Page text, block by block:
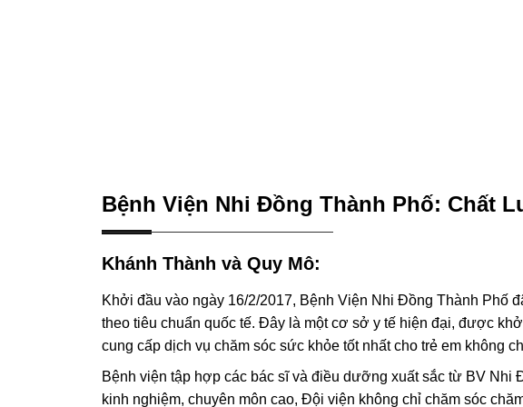
Bệnh Viện Nhi Đồng Thành Phố: Chất
Khánh Thành và Quy Mô:
Khởi đầu vào ngày 16/2/2017, Bệnh Viện Nhi Đồng Thành Phố
theo tiêu chuẩn quốc tế. Đây là một cơ sở y tế hiện đại, được
cung cấp dịch vụ chăm sóc sức khỏe tốt nhất cho trẻ em không
Bệnh viện tập hợp các bác sĩ và điều dưỡng xuất sắc từ BV
kinh nghiệm, chuyên môn cao, Đội viện không chỉ chăm sóc